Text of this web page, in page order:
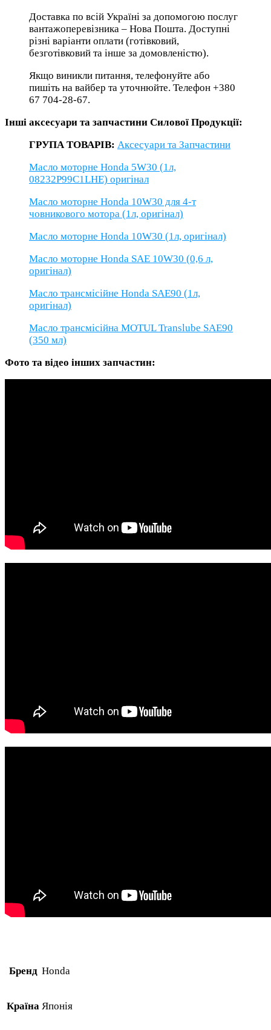
Доставка по всій Україні за допомогою послуг
вантажоперевізника – Нова Пошта. Доступні
різні варіанти оплати (готівковий,
безготівковий та інше за домовленістю).
Якщо виникли питання, телефонуйте або
пишіть на вайбер та уточнюйте. Телефон +380
67 704-28-67.
Інші аксесуари та запчастини Силової Продукції:
ГРУПА ТОВАРІВ: Аксесуари та Запчастини
Масло моторне Honda 5W30 (1л,
08232P99C1LHE) оригінал
Масло моторне Honda 10W30 для 4-т
човникового мотора (1л, оригінал)
Масло моторне Honda 10W30 (1л, оригінал)
Масло моторне Honda SAE 10W30 (0,6 л,
оригінал)
Масло трансмісійнe Honda SAE90 (1л,
оригінал)
Масло трансмісійна MOTUL Translube SAE90
(350 мл)
Фото та відео інших запчастин:
Бренд Honda
Країна Японія